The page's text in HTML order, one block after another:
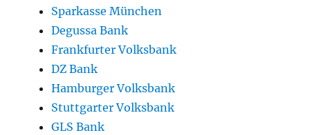
Sparkasse München
Degussa Bank
Frankfurter Volksbank
DZ Bank
Hamburger Volksbank
Stuttgarter Volksbank
GLS Bank